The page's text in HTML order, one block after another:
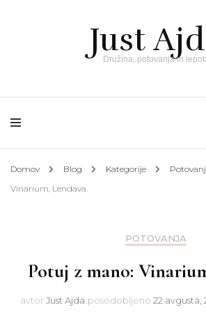
Just
Družina, potovanja in
Domov Blog Kategorije
Vinarium, Lendava
POTOVANJA
Potuj z mano:
avtor Just Ajda posodobljeno 22 avgusta,